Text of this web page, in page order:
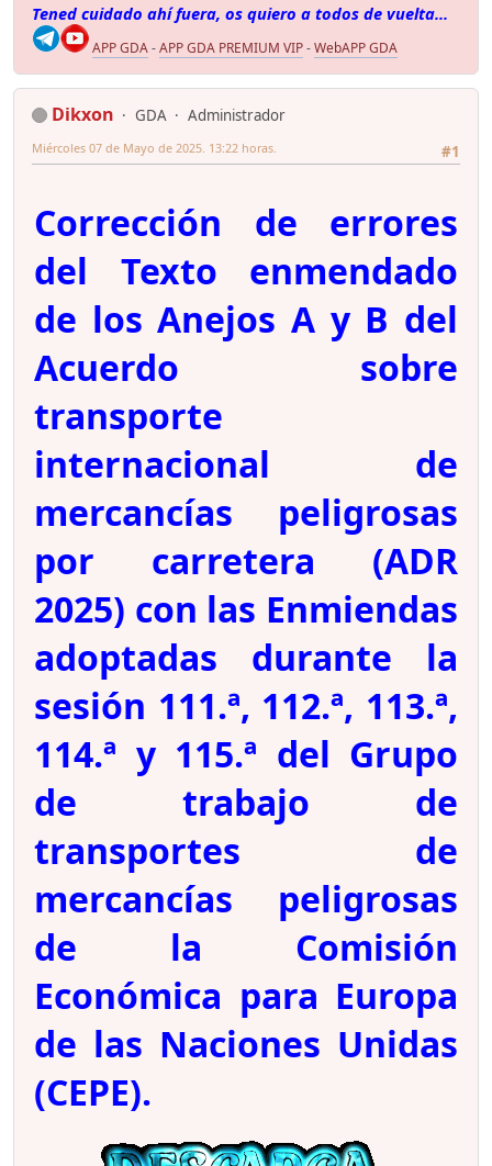
Tened cuidado ahí fuera, os quiero a todos de vuelta...
APP GDA-APP GDA PREMIUM VIP-WebAPP GDA
Dikxon GDA
Administrador
#1
Miércoles 07 de Mayo de 2025. 13:22 horas.
Corrección de errores
del Texto enmendado
de los Anejos A y B del
Acuerdo sobre
transporte
internacional de
mercancías peligrosas
por carretera (ADR
2025) con las Enmiendas
adoptadas durante la
sesión 111.ª, 112.ª, 113.ª,
114.ª y 115.ª del Grupo
de trabajo de
transportes de
mercancías peligrosas
de la Comisión
Económica para Europa
de las Naciones Unidas
(CEPE).